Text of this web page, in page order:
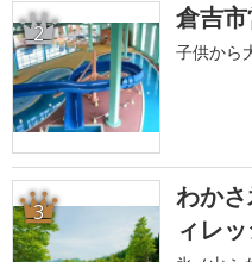
2 倉吉
子供から
3
わか
ィレ